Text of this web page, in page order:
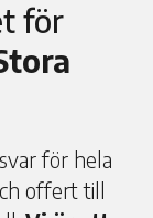
för
för hela
offert till